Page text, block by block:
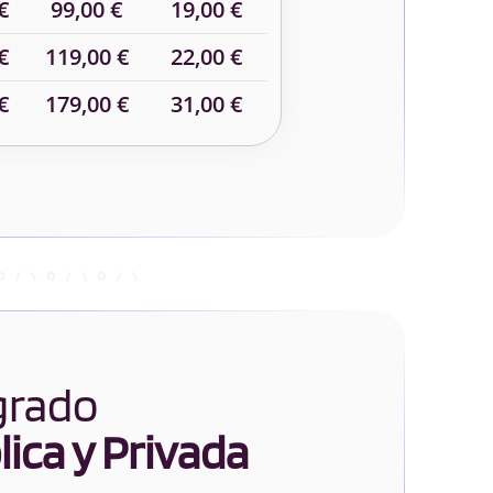
99,00 €
19,00 €
119,00 €
22,00 €
179,00 € 31,00 €
y Privada